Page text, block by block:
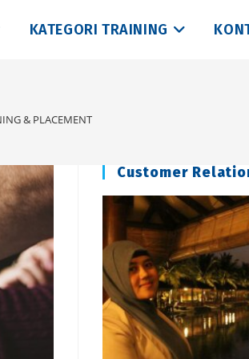
KATEGORI TRAINING
& PLACEMENT
Customer